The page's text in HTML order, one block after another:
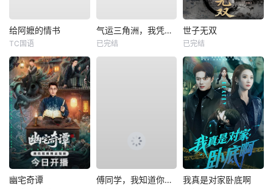
给阿嬷的情书
TC国语
气运三角洲，我凭操作吊打全球
已完结
世子无双
已完结
幽宅奇谭 傅同学，我知道你暗恋我 我真是对家卧底啊